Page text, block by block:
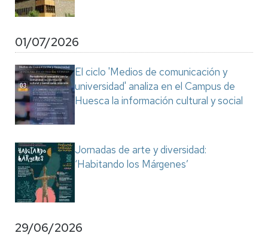
01/07/2026
El ciclo 'Medios de comunicación y
universidad' analiza en el Campus de
Huesca la información cultural y social
Jornadas de arte y diversidad:
‘Habitando los Márgenes’
29/06/2026